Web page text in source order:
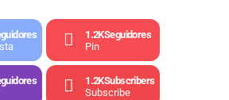
1.2KSeguidores
Pin
1.2KSubscribers
Subscribe